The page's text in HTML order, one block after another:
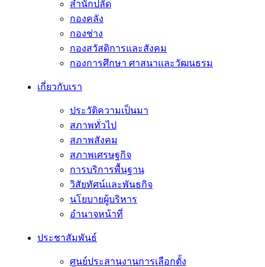
สำนักปลัด
กองคลัง
กองช่าง
กองสวัสดิการและสังคม
กองการศึกษา ศาสนาและวัฒนธรม
เกี่ยวกับเรา
ประวัติความเป็นมา
สภาพทั่วไป
สภาพสังคม
สภาพเศรษฐกิจ
การบริการพื้นฐาน
วิสัยทัศน์และพันธกิจ
นโยบายผู้บริหาร
อํานาจหน้าที่
ประชาสัมพันธ์
ศูนย์ประสานงานการเลือกตั้ง